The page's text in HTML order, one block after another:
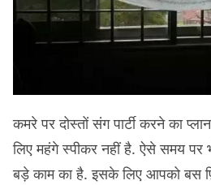
कमरे पर दोस्तों संग पार्टी करने का
लिए महंगे स्पीकर नहीं है. ऐसे समय पर
बड़े काम का है. इसके लिए आपको बस